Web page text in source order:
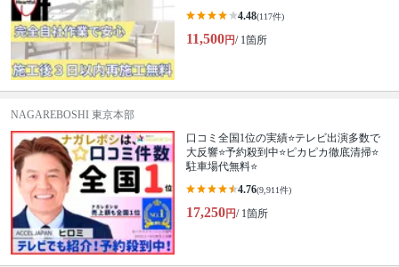
4.48(117件)
11,500円/ 1箇所
NAGAREBOSHI 東京本部
口コミ全国1位の実績⭐テレビ出演多数で
大反響⭐予約殺到中⭐ピカピカ徹底清掃⭐
駐車場代無料⭐
4.76(9,911件)
17,250円/ 1箇所